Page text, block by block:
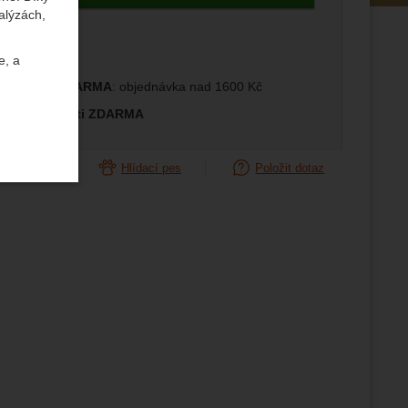
a
ČR ZDARMA: objednávka nad 1600 Kč
velikosti ZDARMA
Hlídací pes Položit dotaz